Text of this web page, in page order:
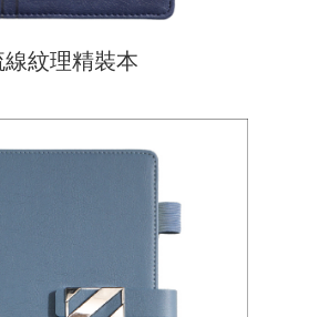
線紋理精裝本